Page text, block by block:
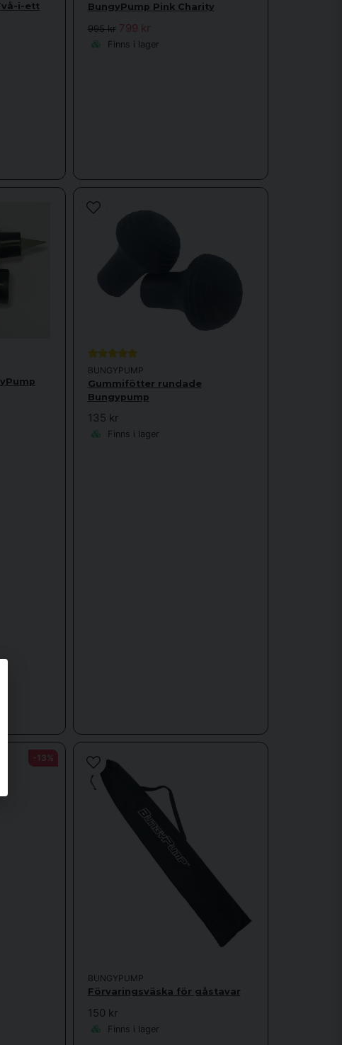
i-ett
BungyPump Pink Charity
995 kr 799 kr
Finns i lager
BUNGYPUMP
Gummifötter rundade
Bungypump
135 kr
Finns i lager
-13%
BUNGYPUMP
Förvaringsväska för gåstavar
150 kr
Finns i lager